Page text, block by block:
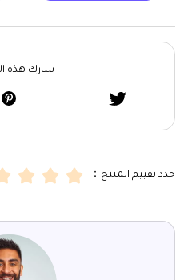
شارك هذه
حدد تقييم المنتج：